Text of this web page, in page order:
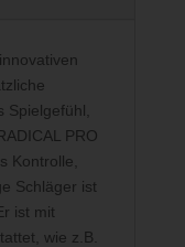
Spielgefühl,
PRO
Kontrolle,
Schläger ist
ist mit
wie z.B.